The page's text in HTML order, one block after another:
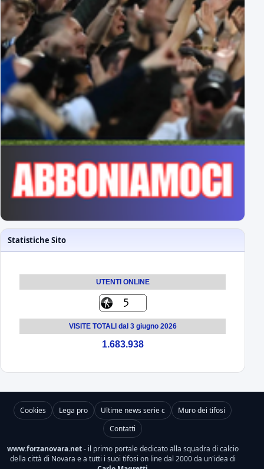
Statistiche Sito
UTENTI ONLINE
VISITE TOTALI dal 3 giugno 2026
1.683.938
Cookies Lega pro Ultime news serie c
Muro dei tifosi
Contatti
www.forzanovara.net- il primo portale dedicato alla squadra di calcio
della città di Novara e a tutti i suoi tifosi on line dal 2000 da un'idea di